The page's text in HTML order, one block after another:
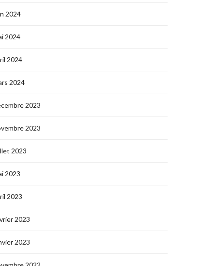
2024
2024
2024
2024
2023
2023
2023
2023
2023
2023
2023